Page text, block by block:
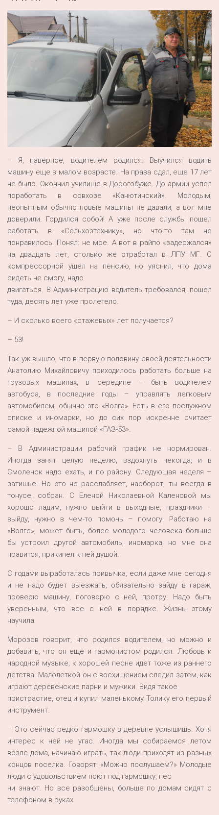
– Я, наверное, водителем родился. Выучился водить
машину еще в малом возрасте. На права сдал, еще 17 лет
не было. Окончил училище в Дорогобуже. До армии успел
поработать в совхозе «Канютинский». Молодым,
неопытным обычно новые машины не давали, а вот мне
доверили. Гордился собой! А уже после службы пошел
работать в «Сельхозтехнику», но что-то там не
понравилось. Понял: не мое. А вот в райпо «задержался»
на двадцать лет, столько же отработал в ЛПУ МГ. С
компрессорной ушел на пенсию, но уяснил, что дома
сидеть не смогу, надо
двигаться. В Администрацию водитель требовался, пошел
туда, десять лет уже пролетело.
– И сколько всего «стажевых» лет получается?
– 53!
Так уж вышло, что в первую половину своей деятельности
Анатолию Михайловичу приходилось работать больше на
грузовых машинах, в середине – быть водителем
автобуса, в последние годы – управлять легковым
автомобилем, обычно это «Волга». Есть в его послужном
списке и иномарки, но до сих пор искренне считает
самой надежной машиной «ГАЗ-53».
– В Администрации рабочий график не нормирован.
Иногда занят целую неделю, вздохнуть некогда, и в
Смоленск надо ехать, и по району. Следующая неделя –
затишье. Но это не расслабляет, наоборот, ты всегда в
тонусе, собран. С Еленой Николаевной Каленовой мы
хорошо ладим, нужно выйти в выходные, праздники –
выйду, нужно в чем-то помочь – помогу. Работаю на
«Волге», может быть, более молодого человека больше
бы устроил другой автомобиль, иномарка, но мне она
нравится, прикипел к ней душой.
С годами выработалась привычка, если даже мне сегодня
и не надо будет выезжать, обязательно зайду в гараж,
проверю машину, поговорю с ней, протру. Надо быть
уверенным, что все с ней в порядке. Жизнь этому
научила.
Морозов говорит, что родился водителем, но можно и
добавить, что он еще и гармонистом родился. Любовь к
народной музыке, к хорошей песне идет тоже из раннего
детства. Малолеткой он с восхищением следил затем, как
играют деревенские парни и мужики. Видя такое
пристрастие, отец и купил маленькому Толику его первый
инструмент.
– Это сейчас редко гармошку в деревне услышишь. Хотя
интерес к ней не угас. Иногда мы собираемся летом
возле дома, начинаю играть, так люди приходят из разных
концов поселка. Говорят: «Можно послушаем?» Молодые
люди с удовольствием поют под гармошку, пес
ни знают. Но все разобщены, больше по домам сидят с
телефоном в руках.